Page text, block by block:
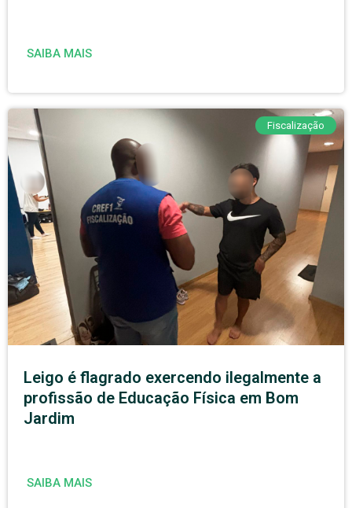
SAIBA MAIS
Fiscalização
Leigo é flagrado exercendo ilegalmente a
profissão de Educação Física em Bom
Jardim
SAIBA MAIS